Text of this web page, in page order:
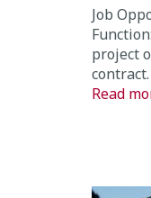
Job
project
Read